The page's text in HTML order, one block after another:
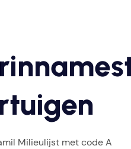
Milieulijst met code A